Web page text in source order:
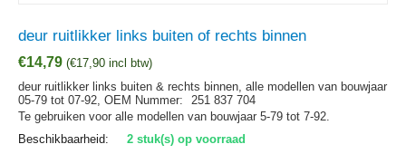
deur ruitlikker links buiten of rechts binnen
€14,79 (€17,90 incl btw)
deur ruitlikker links buiten & rechts binnen, alle modellen van bouwjaar
05-79 tot 07-92, OEM Nummer:
251 837 704
Te gebruiken voor alle modellen van bouwjaar 5-79 tot 7-92.
Beschikbaarheid:
2 stuk(s) op voorraad